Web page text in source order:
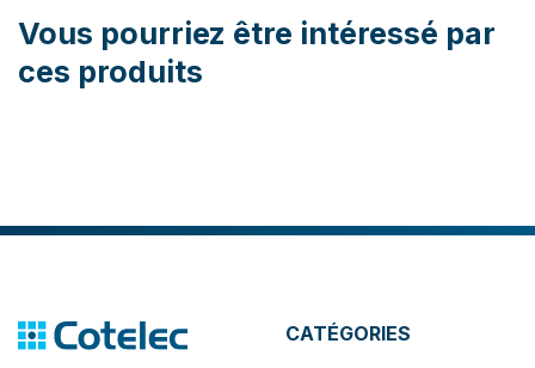
Vous pourriez être intéressé par
ces produits
CATÉGORIES